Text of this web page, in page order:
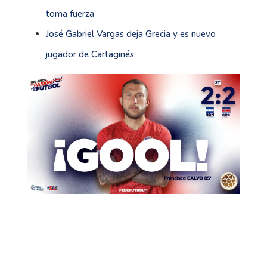
toma fuerza
José Gabriel Vargas deja Grecia y es nuevo
jugador de Cartaginés